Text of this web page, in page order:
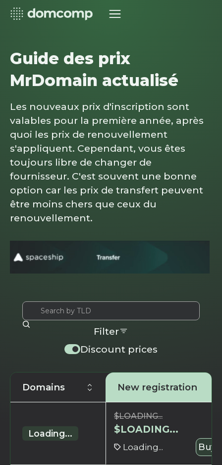
Guide des prix
MrDomain actualisé
Les nouveaux prix d'inscription sont
valables pour la première année, après
quoi les prix de renouvellement
s'appliquent. Cependant, vous êtes
toujours libre de changer de
fournisseur. C'est souvent une bonne
option car les prix de transfert peuvent
être moins chers que ceux du
renouvellement.
Discount prices
Filter
Domains New registration
Loading...
$LOADING...
$LOADING...
Loading... Buy